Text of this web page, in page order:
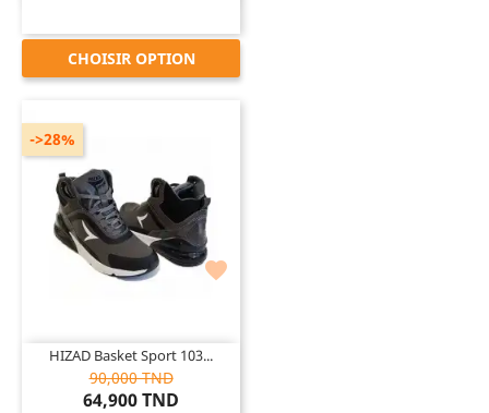
CHOISIR OPTION

HIZAD Basket Sport 103...
90,000 TND
64,900 TND
->28%